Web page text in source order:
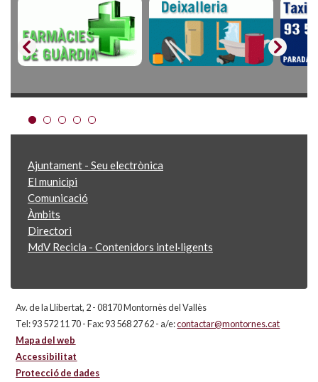
Ajuntament - Seu electrònica
El municipi
Comunicació
Àmbits
Directori
MdV Recicla - Contenidors intel·ligents
Av. de la Llibertat, 2 - 08170 Montornès del Vallès
Tel: 93 572 11 70 - Fax: 93 568 27 62 - a/e:contactar@montornes.cat
Mapa del web
Accessibilitat
Protecció de dades